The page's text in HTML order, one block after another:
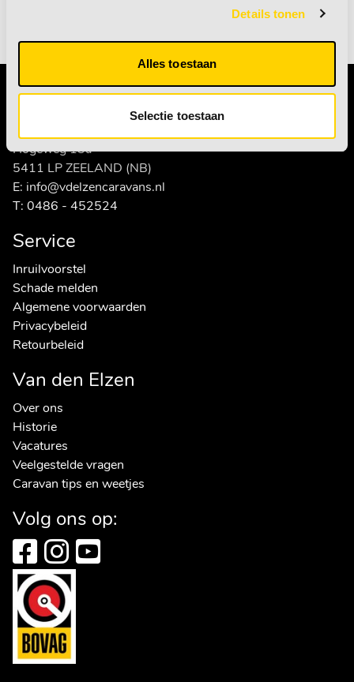
Details tonen
Alles toestaan
Selectie toestaan
naar producten
Contact
Hogeweg 13a
5411 LP ZEELAND (NB)
E: info@vdelzencaravans.nl
T: 0486 - 452524
Service
Inruilvoorstel
Schade melden
Algemene voorwaarden
Privacybeleid
Retourbeleid
Van den Elzen
Over ons
Historie
Vacatures
Veelgestelde vragen
Caravan tips en weetjes
Volg ons op: